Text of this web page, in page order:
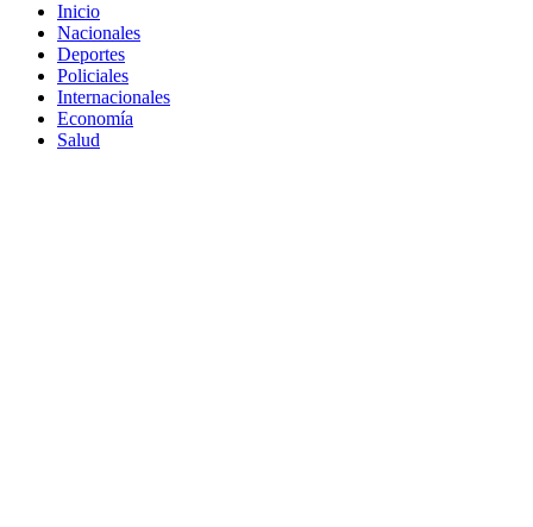
Inicio
Nacionales
Deportes
Policiales
Internacionales
Economía
Salud